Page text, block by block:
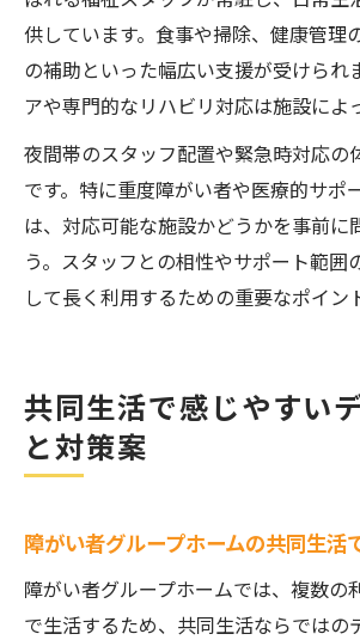
供しています。食事や掃除、健康管理
の補助といった幅広い支援が受けられ
アや専門的なリハビリ対応は施設によ
夜間帯のスタッフ配置や緊急時対応の
です。特に重度障がい者や医療的サポ
は、対応可能な施設かどうかを事前に
う。スタッフとの相性やサポート範囲
して長く利用するための重要なポイン
共同生活で感じやすい
と対策案
障がい者グループホームの共同生活
障がい者グループホームでは、複数の
で生活するため、共同生活ならではの